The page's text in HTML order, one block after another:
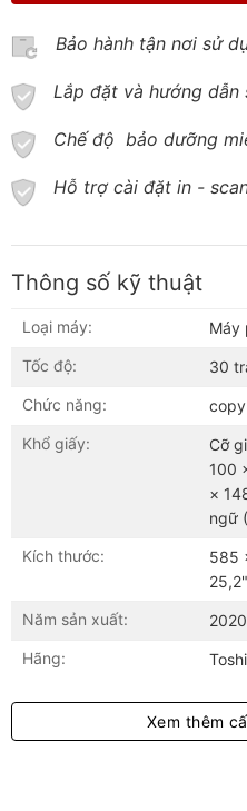
Bảo hành tận nơi sử
Lắp đặt và hướng dẫn
Chế độ bảo dưỡng
Hỗ trợ cài đặt in -
Thông số kỹ thuật
Loại máy:
Máy
Tốc độ:
30
Chức năng:
Khổ giấy:
Cỡ
100
×
ngữ
Kích thước:
585
Năm sản xuất:
2020
Hãng:
Xem thêm